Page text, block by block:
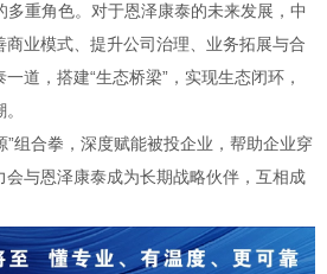
多重角色。对于恩泽康泰的未来发展，中
业模式、提升公司治理、业务拓展与合
道，搭建“生态桥梁”，实现生态闭环，
”组合拳，深度赋能被投企业，帮助企业穿
会与恩泽康泰成为长期战略伙伴，互相成